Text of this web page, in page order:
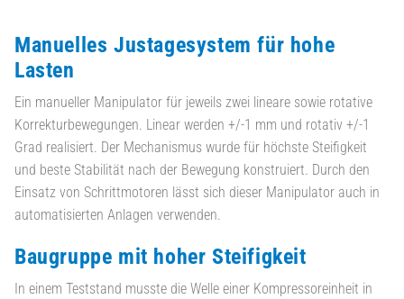
Manuelles Justagesystem für hohe
Lasten
Ein manueller Manipulator für jeweils zwei lineare sowie rotative
Korrekturbewegungen. Linear werden +/-1 mm und rotativ +/-1
Grad realisiert. Der Mechanismus wurde für höchste Steifigkeit
und beste Stabilität nach der Bewegung konstruiert. Durch den
Einsatz von Schrittmotoren lässt sich dieser Manipulator auch in
automatisierten Anlagen verwenden.
Baugruppe mit hoher Steifigkeit
In einem Teststand musste die Welle einer Kompressoreinheit in